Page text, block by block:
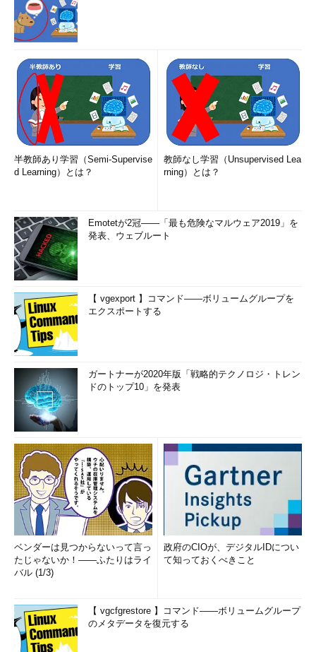
HKEY_CLASSES_ROOT\CLSID\{36eef7db-88ad-4e81-
しかし、キーの中に値を作成しようとすると、「値を作成でき
ません。レジストリへの書き込み中にエラーが発生しました。」
と表示されました。そこで、このキーの所有者を既定の
「TrustedInstaller」からローカルの「Administrators」に変更
し、「Administrators」にフルコントロールのアクセス許可を与
えた上でキーを作成しました（
画面6）。
画面6HKEY_CLASSES_ROOT\CLSID\{36eef7db-88ad-4
e81-ad49-0e313f0c35f8}キーに「System.ControlPanel.E
nableInSafeMode」のREG_DWORD値を作成し、「2」また
は「3」に設定する
「System.ControlPanel.EnableInSafeMode」の値を作成、設
の項目が表示されました。もちろん、この項目をクリックして
Windows Updateを実行することもできました（画面7、画面
8）。
半教師あり学習（Semi-Supervise
d Learning）とは？
教師なし学習（Unsupervised Lea
rning）とは？
Emotetが2冠――「最も危険なマルウェア2019」を
発表、ウェブルート
【 vgexport 】コマンド――ボリュームグループを
エクスポートする
ガートナーが2020年版「戦略的テクノロジ・トレン
ドのトップ10」を発表
ベンダーは見つからないって言っ
たじゃないか！――ふたりはライ
バル (1/3)
政府のCIOが、デジタルIDについ
て知っておくべきこと
【 vgcfgrestore 】コマンド――ボリュームグループ
のメタデータを復元する